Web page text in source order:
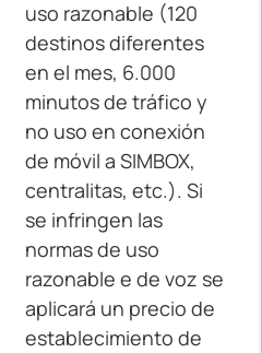
uso razonable (120
destinos diferentes
en el mes, 6.000
minutos de tráfico y
no uso en conexión
de móvil a SIMBOX,
centralitas, etc.). Si
se infringen las
normas de uso
razonable e de voz se
aplicará un precio de
establecimiento de